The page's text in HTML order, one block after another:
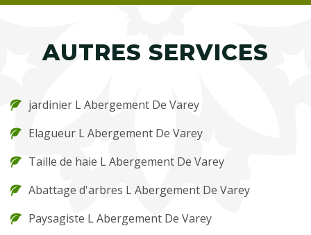
AUTRES SERVICES
jardinier L Abergement De Varey
Elagueur L Abergement De Varey
Taille de haie L Abergement De Varey
Abattage d'arbres L Abergement De Varey
Paysagiste L Abergement De Varey